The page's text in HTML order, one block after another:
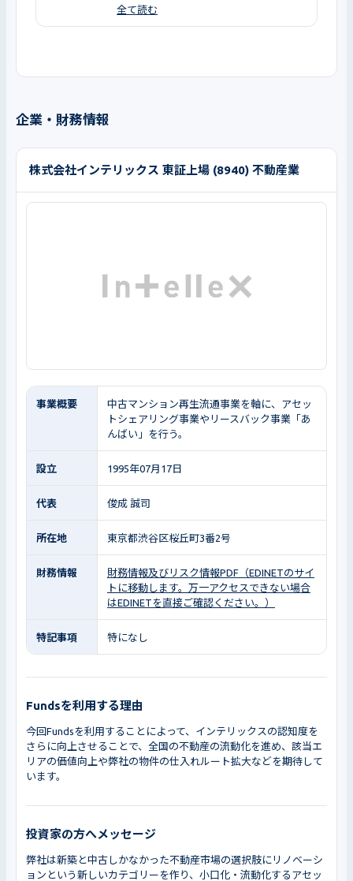
全て読む
企業・財務情報
株式会社インテリックス 東証上場 (8940) 不動産業
事業概要
中古マンション再生流通事業を軸に、アセッ
トシェアリング事業やリースバック事業「あ
んばい」を行う。
設立 1995年07月17日
代表 俊成 誠司
所在地 東京都渋谷区桜丘町3番2号
財務情報
財務情報及びリスク情報PDF（EDINETのサイ
トに移動します。万一アクセスできない場合
はEDINETを直接ご確認ください。）
特記事項 特になし
Fundsを利用する理由
今回Fundsを利用することによって、インテリックスの認知度を
さらに向上させることで、全国の不動産の流動化を進め、該当エ
リアの価値向上や弊社の物件の仕入れルート拡大などを期待して
います。
投資家の方へメッセージ
弊社は新築と中古しかなかった不動産市場の選択肢にリノベーシ
ョンという新しいカテゴリーを作り、小口化・流動化するアセッ